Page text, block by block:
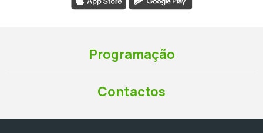
Programação
Contactos